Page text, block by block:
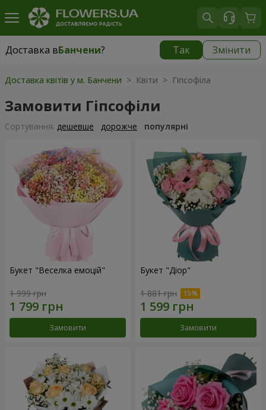
Доставка вБанчени? Так Змінити
Доставка вБанчени|
Доставка квітів у м. Банчени > Квіти > Гіпсофіла
Замовити Гіпсофіли
Сортування: дешевше дорожче популярні
Букет "Веселка емоцій"
1 999 грн
Замовити
Букет "Діор"
1 881 грн
Замовити